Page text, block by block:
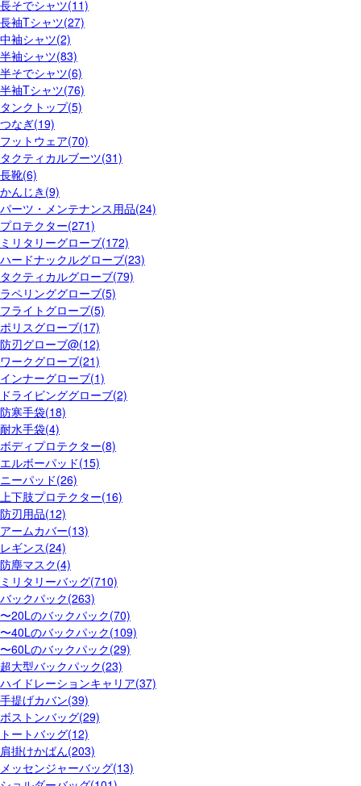
長そでシャツ(11)
長袖Tシャツ(27)
中袖シャツ(2)
半袖シャツ(83)
半そでシャツ(6)
半袖Tシャツ(76)
タンクトップ(5)
つなぎ(19)
フットウェア(70)
タクティカルブーツ(31)
長靴(6)
かんじき(9)
パーツ・メンテナンス用品(24)
プロテクター(271)
ミリタリーグローブ(172)
ハードナックルグローブ(23)
タクティカルグローブ(79)
ラペリンググローブ(5)
フライトグローブ(5)
ポリスグローブ(17)
防刃グローブ@(12)
ワークグローブ(21)
インナーグローブ(1)
ドライビンググローブ(2)
防寒手袋(18)
耐水手袋(4)
ボディプロテクター(8)
エルボーパッド(15)
ニーパッド(26)
上下肢プロテクター(16)
防刃用品(12)
アームカバー(13)
レギンス(24)
防塵マスク(4)
ミリタリーバッグ(710)
バックパック(263)
〜20Lのバックパック(70)
〜40Lのバックパック(109)
〜60Lのバックパック(29)
超大型バックパック(23)
ハイドレーションキャリア(37)
手提げカバン(39)
ボストンバッグ(29)
トートバッグ(12)
肩掛けかばん(203)
メッセンジャーバッグ(13)